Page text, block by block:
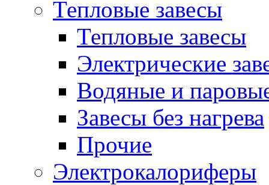
Тепловые завесы
Тепловые завесы
Электрические
Водяные и
Завесы без нагрева
Прочие
Электрокалориферы